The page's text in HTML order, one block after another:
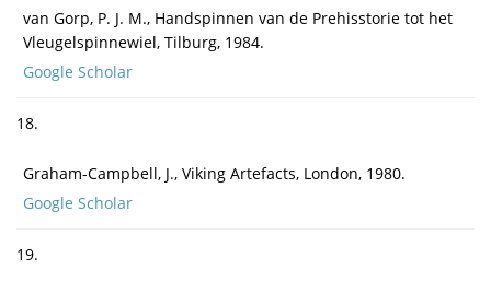
van Gorp, P. J. M., Handspinnen van de Prehisstorie tot het
Vleugelspinnewiel, Tilburg, 1984.
Google Scholar
18.
Graham-Campbell, J., Viking Artefacts, London, 1980.
Google Scholar
19.